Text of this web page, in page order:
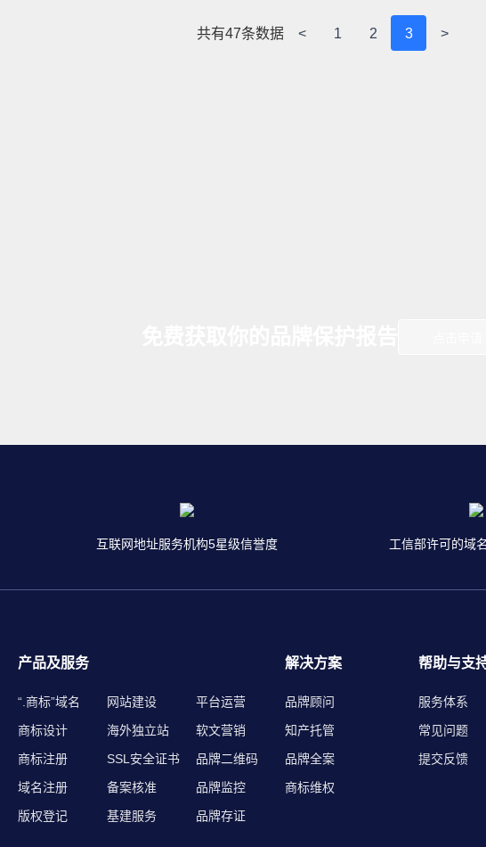
< 1 2 3 >
共有47条数据
互联网地址服务机构5星级信誉度 工信部许可的域
产品及服务
“.商标”域名
商标设计
商标注册
域名注册
版权登记
网站建设
海外独立站
SSL安全证书
备案核准
基建服务
平台运营
软文营销
品牌二维码
品牌监控
品牌存证
解决方案
品牌顾问
知产托管
品牌全案
商标维权
帮助与支
服务体系
常见问题
提交反馈